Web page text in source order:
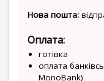
Нова пошта:
Оплата:
готівка
оплата
MonoBank)